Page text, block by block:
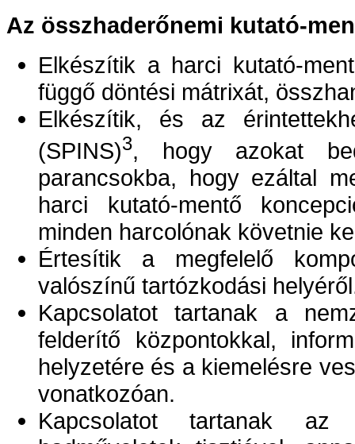
Az összhaderőnemi kutató-
Elkészítik a harci kutató-
függő döntési mátrixát,
Elkészítik, és az
(SPINS)3, hogy azokat
parancsokba, hogy ezáltal
harci kutató-mentő
minden harcolónak követnie
Értesítik a megfelelő
valószínű tartózkodási
Kapcsolatot tartanak a
felderítő központokkal,
helyzetére és a kiemelésre
vonatkozóan.
Kapcsolatot tartanak az